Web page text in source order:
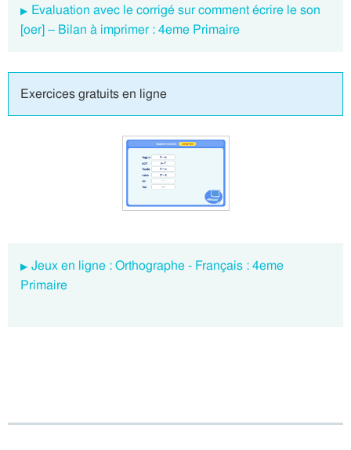
Evaluation avec le corrigé sur comment écrire le son
[oer] – Bilan à imprimer : 4eme Primaire
Exercices gratuits en ligne
Jeux en ligne : Orthographe - Français : 4eme
Primaire